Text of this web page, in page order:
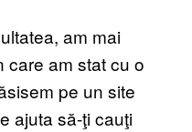
am mai
care am stat cu o
pe un site
ajuta să-ţi cauţi